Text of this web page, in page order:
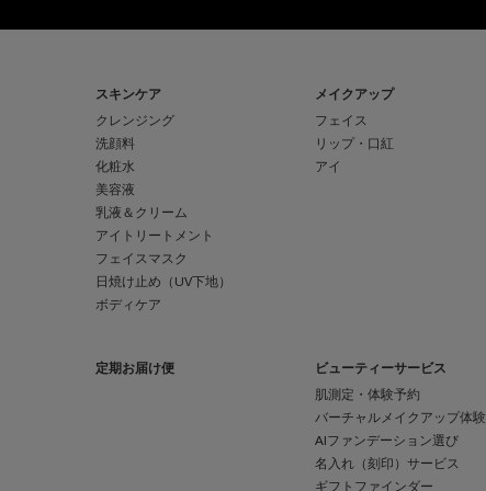
スキンケア
クレンジング
洗顔料
化粧水
美容液
乳液＆クリーム
アイトリートメント
フェイスマスク
日焼け止め（UV下地）
ボディケア
メイクアップ
フェイス
リップ・口紅
アイ
定期お届け便 ビューティーサービス
肌測定・体験予約
バーチャルメイクアップ体験
AIファンデーション選び
名入れ（刻印）サービス
ギフトファインダー